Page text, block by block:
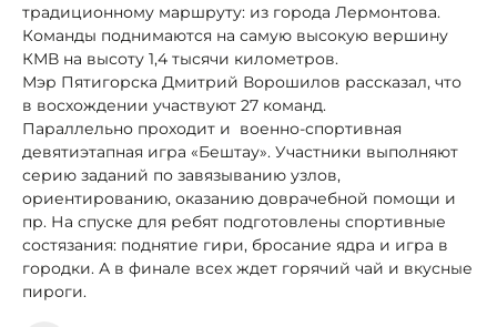
традиционному маршруту: из города Лермонтова.
Команды поднимаются на самую высокую вершину
КМВ на высоту 1,4 тысячи километров.
Мэр Пятигорска Дмитрий Ворошилов рассказал, что
в восхождении участвуют 27 команд.
Параллельно проходит и военно-спортивная
девятиэтапная игра «Бештау». Участники выполняют
серию заданий по завязыванию узлов,
ориентированию, оказанию доврачебной помощи и
пр. На спуске для ребят подготовлены спортивные
состязания: поднятие гири, бросание ядра и игра в
городки. А в финале всех ждет горячий чай и вкусные
пироги.